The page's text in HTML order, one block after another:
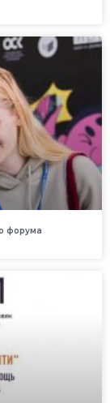
форума